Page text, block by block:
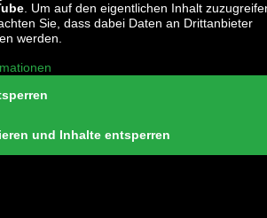
. Um auf den eigentlichen Inhalt
Sie, dass dabei Daten an Drittanbieter
werden.
und Inhalte entsperren